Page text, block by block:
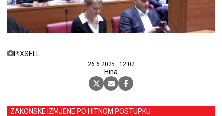
PIXSELL
26.6.2025., 12:02
Hina
ZAKONSKE IZMJENE PO HITNOM POSTUPKU